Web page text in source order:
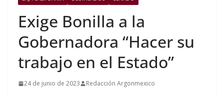
Exige Bonilla a la
Gobernadora “Hacer su
trabajo en el Estado”
24 de junio de 2023 Redacción Argonmexico